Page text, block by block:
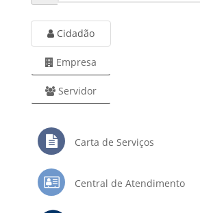
Cidadão
Empresa
Servidor
Carta de Serviços
Central de Atendimento